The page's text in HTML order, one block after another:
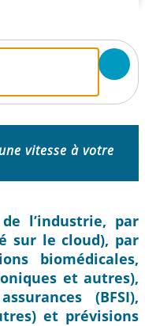
vitesse à votre
l’industrie, par
sur le cloud), par
biomédicales,
et autres),
(BFSI),
et prévisions